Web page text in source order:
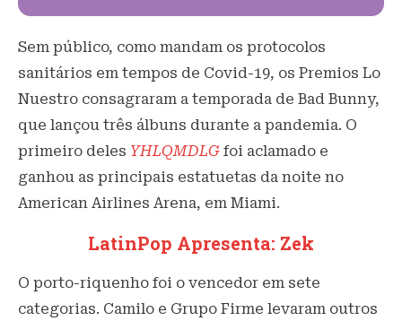
Sem público, como mandam os protocolos
sanitários em tempos de Covid-19, os Premios Lo
Nuestro consagraram a temporada de Bad Bunny,
que lançou três álbuns durante a pandemia. O
primeiro deles YHLQMDLG foi aclamado e
ganhou as principais estatuetas da noite no
American Airlines Arena, em Miami.
LatinPop Apresenta: Zek
O porto-riquenho foi o vencedor em sete
categorias. Camilo e Grupo Firme levaram outros